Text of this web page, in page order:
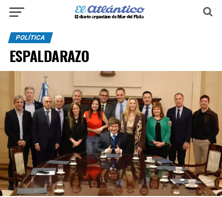
POLÍTICA
ESPALDARAZO